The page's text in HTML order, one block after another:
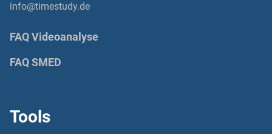
info@timestudy.de
FAQ Videoanalyse
FAQ SMED
Tools